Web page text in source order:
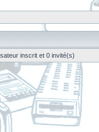
inscrit et 0 invité(s)